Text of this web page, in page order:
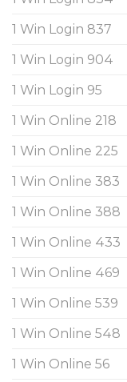
1 Win Login 837
1 Win Login 904
1 Win Login 95
1 Win Online 218
1 Win Online 225
1 Win Online 383
1 Win Online 388
1 Win Online 433
1 Win Online 469
1 Win Online 539
1 Win Online 548
1 Win Online 56